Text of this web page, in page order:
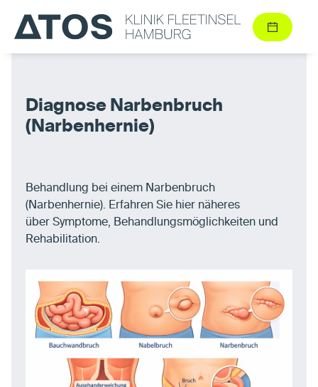
Diagnose Narbenbruch
(Narbenhernie)
Behandlung bei einem Narbenbruch
(Narbenhernie). Erfahren Sie hier näheres
über Symptome, Behandlungsmöglichkeiten und
Rehabilitation.